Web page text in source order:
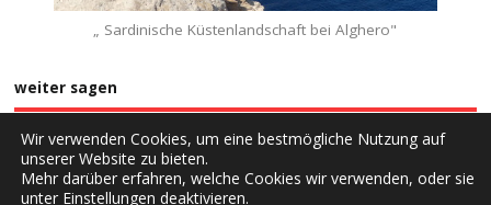
„ Sardinische Küstenlandschaft bei Alghero"
weiter sagen
Wir verwenden Cookies, um eine bestmögliche Nutzung auf
unserer Website zu bieten.
Mehr darüber erfahren, welche Cookies wir verwenden, oder sie
unter Einstellungen deaktivieren.